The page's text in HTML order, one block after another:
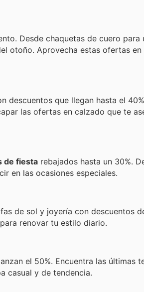
Desde chaquetas de cuero para
otoño. Aprovecha estas ofertas
descuentos que llegan hasta el
las ofertas en calzado que te
de fiesta rebajados hasta un 30%.
en las ocasiones especiales.
de sol y joyería con descuentos
renovar tu estilo diario.
el 50%. Encuentra las últimas
casual y de tendencia.